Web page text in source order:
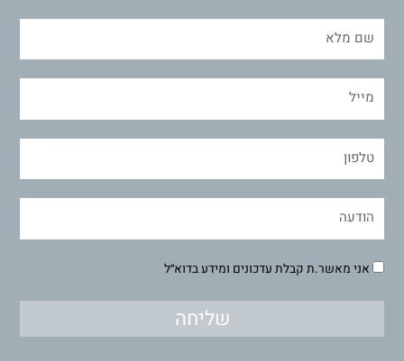
אני מאשר.ת קבלת עדכונים ומידע בדוא״ל
שליחה